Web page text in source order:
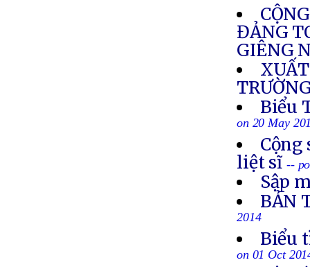
ĐẢNG
GIÊNG
Biểu
on 20 May
Cộng
liệt sĩ --
Sập
BẢN
2014
Biểu
on 01 Oct